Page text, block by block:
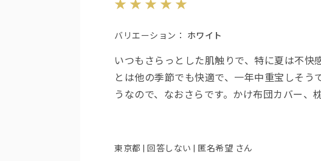
バリエーション： ホワイト
いつもさらっとした肌触りで、特に夏は不快
とは他の季節でも快適で、一年中重宝しそう
うなので、なおさらです。かけ布団カバー、
東京都 | 回答しない | 匿名希望 さん